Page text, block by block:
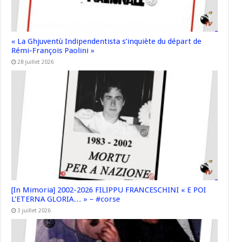
« La Ghjuventù Indipendentista s’inquiète du départ de
Rémi-François Paolini »
28 juillet 2026
[In Mimoria] 2002-2026 FILIPPU FRANCESCHINI « E POI
L’ETERNA GLORIA… » – #corse
3 juillet 2026